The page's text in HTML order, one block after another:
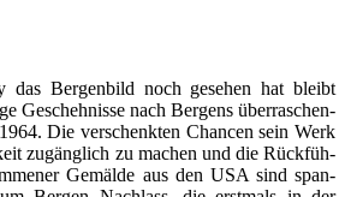
das Ber­gen­bild noch gese­hen hat bleibt
Gescheh­nis­se nach Ber­gens über­ra­schen­
Die ver­schenk­ten Chan­cen sein Werk
zugäng­lich zu machen und die Rück­füh­
Gemäl­de aus den USA sind span­